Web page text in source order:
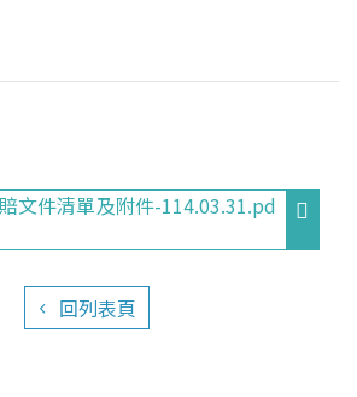
文件清單及附件-114.03.31.pd
回列表頁